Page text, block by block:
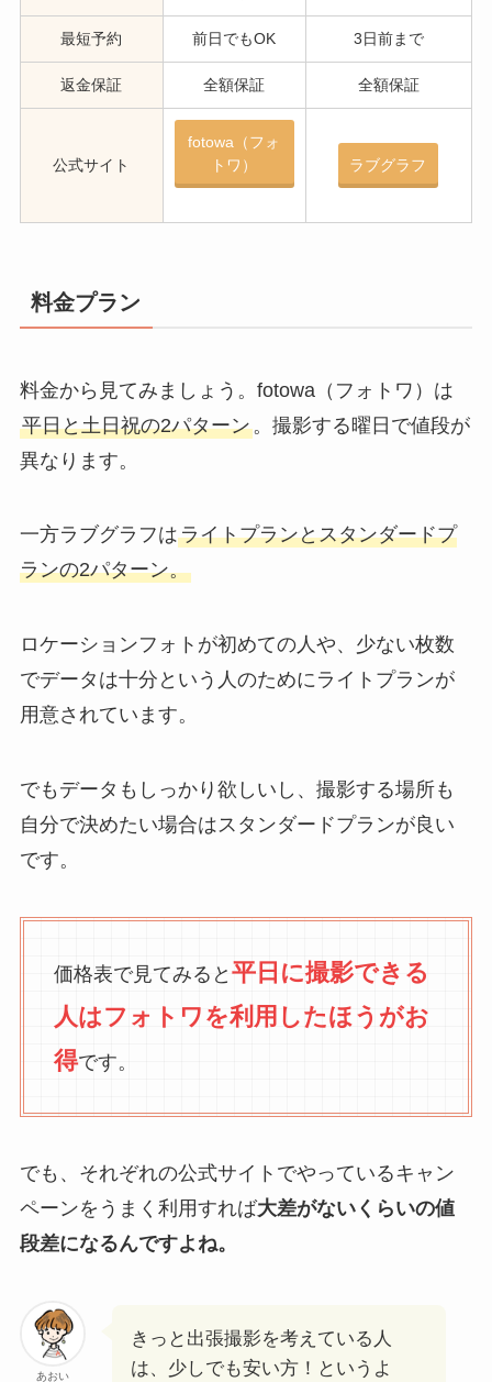
最短予約 前日でもOK 3日前まで
返金保証 全額保証 全額保証
公式サイト
fotowa（フォ
トワ）
ラブグラフ
料金プラン
料金から見てみましょう。fotowa（フォトワ）は
平日と土日祝の2パターン。撮影する曜日で値段が
異なります。
一方ラブグラフはライトプランとスタンダードプ
ランの2パターン。
ロケーションフォトが初めての人や、少ない枚数
でデータは十分という人のためにライトプランが
用意されています。
でもデータもしっかり欲しいし、撮影する場所も
自分で決めたい場合はスタンダードプランが良い
です。
価格表で見てみると 平日に撮影できる
人はフォトワを利用したほうがお
得です。
でも、それぞれの公式サイトでやっているキャン
ペーンをうまく利用すれば大差がないくらいの値
段差になるんですよね。
あおい
きっと出張撮影を考えている人
は、少しでも安い方！というよ